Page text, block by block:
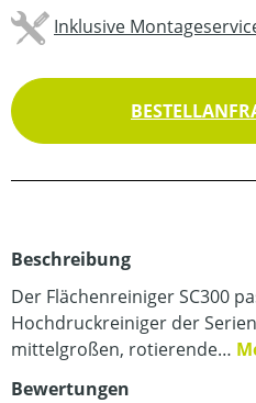
Inklusive
Beschreibung
Der Flächenreiniger SC300
Hochdruckreiniger der
mittelgroßen, rotierende…
Bewertungen